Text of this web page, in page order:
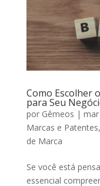
Como Escolher
para Seu
por Gêmeos |
Marcas e Patentes,
de Marca
Se você está
essencial